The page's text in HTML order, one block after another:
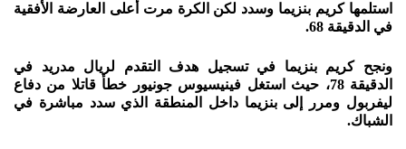
استلمها كريم بنزيما وسدد لكن الكرة مرت أعلى العارضة الأفقية
في الدقيقة 68.
ونجح كريم بنزيما في تسجيل هدف التقدم لريال مدريد في
الدقيقة 78، حيث استغل فينيسيوس جونيور خطأ قاتلا من دفاع
ليفربول ومرر إلى بنزيما داخل المنطقة الذي سدد مباشرة في
الشباك.